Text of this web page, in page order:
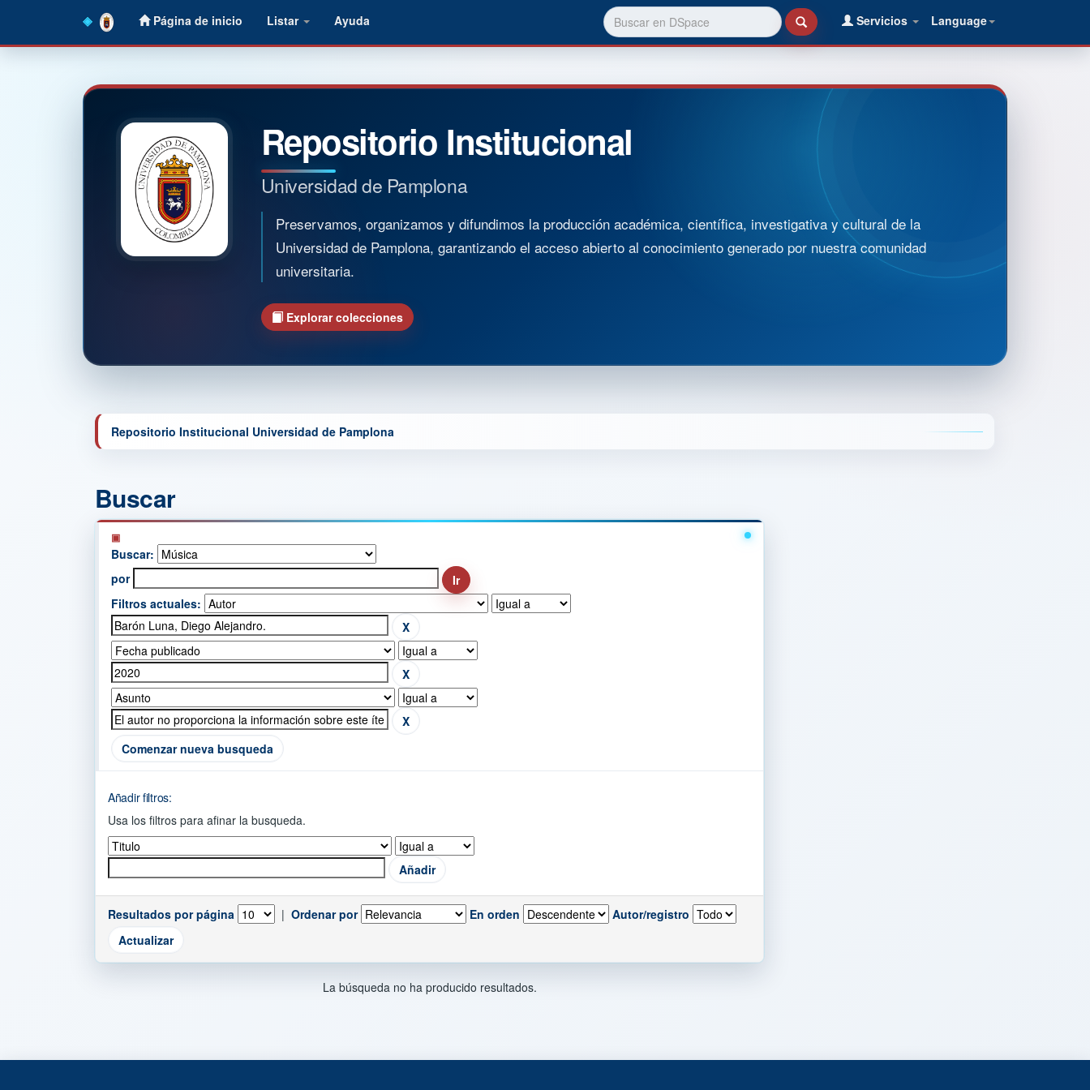
Página de inicio Listar Ayuda Language
Servicios
Repositorio Institucional
Universidad de Pamplona
Preservamos, organizamos y difundimos la producción académica, científica, investigativa y cultural de la
Universidad de Pamplona, garantizando el acceso abierto al conocimiento generado por nuestra comunidad
universitaria.
Explorar colecciones
Repositorio Institucional Universidad de Pamplona
Buscar
Buscar:
por
Filtros actuales:
Comenzar nueva busqueda
Añadir filtros:
Usa los filtros para afinar la busqueda.
Resultados por página | Ordenar por En orden Autor/registro
La búsqueda no ha producido resultados.